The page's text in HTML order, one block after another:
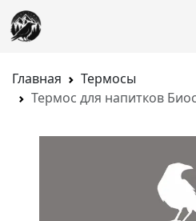
Главная
Термосы
Термос для напитков